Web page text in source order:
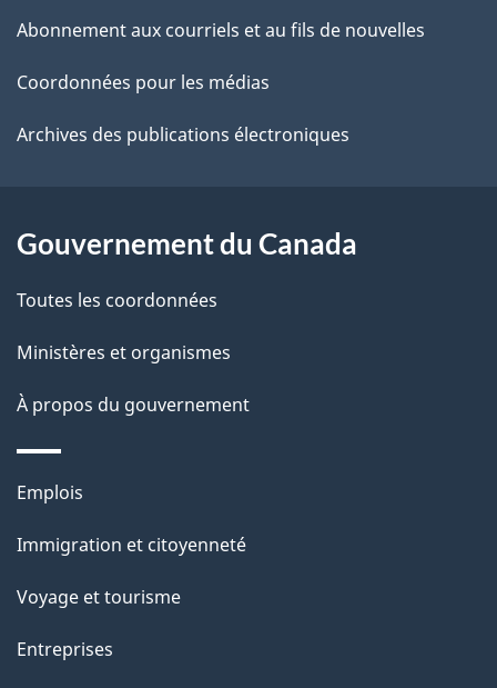
s
d
e
a
p
a
g
e
ce
site
Abonnement aux courriels et au fils de nouvelles
Coordonnées pour les médias
Archives des publications électroniques
Gouvernement du Canada
Toutes les coordonnées
Ministères et organismes
À propos du gouvernement
Thèmes
sujets
Emplois
Immigration et citoyenneté
Voyage et tourisme
Entreprises